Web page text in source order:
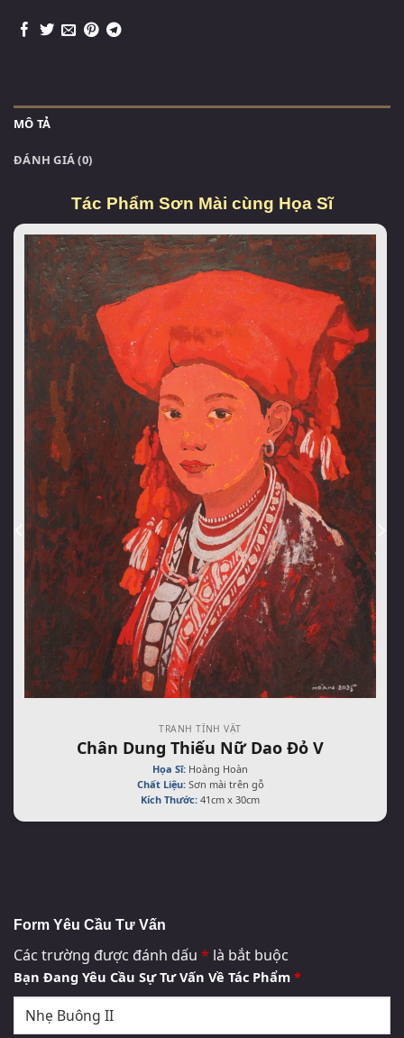
MÔ TẢ
ĐÁNH GIÁ (0)
Tác Phẩm Sơn Mài cùng Họa Sĩ
TRANH TĨNH VẬT
Chân Dung Thiếu Nữ Dao Đỏ V
Họa Sĩ: Hoàng Hoàn
Chất Liệu:Sơn mài trên gỗ
Kích Thước: 41cm x 30cm
Form Yêu Cầu Tư Vấn
Các trường được đánh dấu * là bắt buộc
Bạn Đang Yêu Cầu Sự Tư Vấn Về Tác Phẩm *